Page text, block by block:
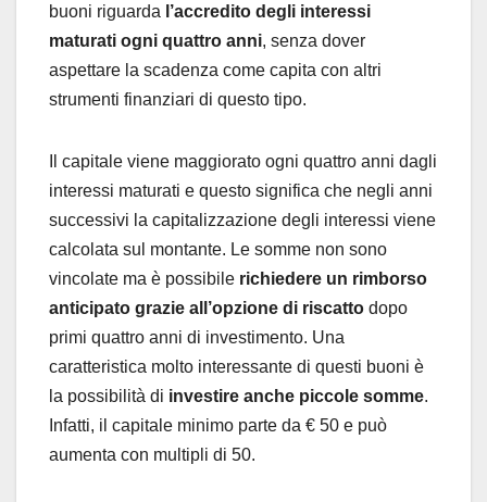
buoni riguarda l’accredito degli interessi
maturati ogni quattro anni, senza dover
aspettare la scadenza come capita con altri
strumenti finanziari di questo tipo.
Il capitale viene maggiorato ogni quattro anni dagli
interessi maturati e questo significa che negli anni
successivi la capitalizzazione degli interessi viene
calcolata sul montante. Le somme non sono
vincolate ma è possibile richiedere un rimborso
anticipato grazie all’opzione di riscatto dopo
primi quattro anni di investimento. Una
caratteristica molto interessante di questi buoni è
la possibilità di investire anche piccole somme.
Infatti, il capitale minimo parte da € 50 e può
aumenta con multipli di 50.